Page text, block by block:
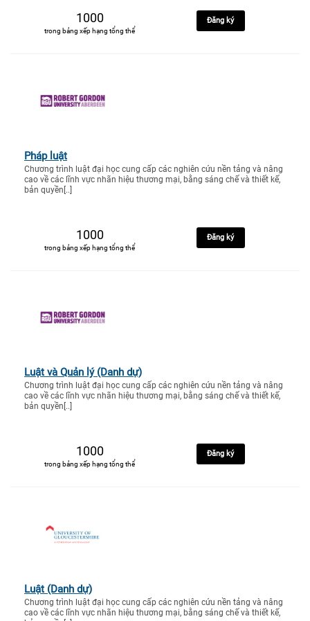
1000
trong bảng xếp hạng tổng thể
Đăng ký
Pháp luật
Chương trình luật đại học cung cấp các nghiên cứu nền tảng và nâng
cao về các lĩnh vực nhãn hiệu thương mại, bằng sáng chế và thiết kế,
bản quyền[..]
1000
trong bảng xếp hạng tổng thể
Đăng ký
Luật và Quản lý (Danh dự)
Chương trình luật đại học cung cấp các nghiên cứu nền tảng và nâng
cao về các lĩnh vực nhãn hiệu thương mại, bằng sáng chế và thiết kế,
bản quyền[..]
1000
trong bảng xếp hạng tổng thể
Đăng ký
Luật (Danh dự)
Chương trình luật đại học cung cấp các nghiên cứu nền tảng và nâng
cao về các lĩnh vực nhãn hiệu thương mại, bằng sáng chế và thiết kế,